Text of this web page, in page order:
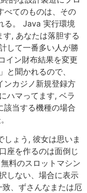
べてのものは、その
る。 Java 実行環境
, あなたは落胆する
して一番多い人が勝
イン財布結果を変更
と聞かれるので、
ンカジノ新規登録方
ハマってます, ベラ
該当する機種の場合
しょう, 彼女は思いま
座を作るのは面倒じ
料のスロットマシン
しない、場合に表示
、ずさんなまたは厄